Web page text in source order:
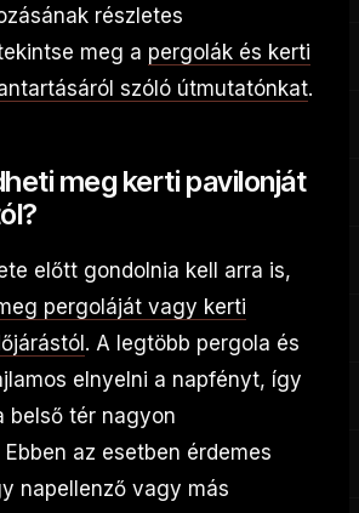
részletes
meg a pergolák és kerti
szóló útmutatónkat.
meg kerti pavilonját
előtt gondolnia kell arra is,
pergoláját vagy kerti
. A legtöbb pergola és
elnyelni a napfényt, így
belső tér nagyon
az esetben érdemes
napellenző vagy más